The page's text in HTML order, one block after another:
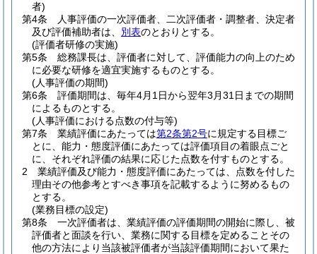
者)
第4条
人事評価の一次評価者、二次評価者・調整者、決定者
及び評価補助者は、 別表のとおりとする。
(評価者研修の実施)
第5条
総務課長は、評価者に対して、評価能力の向上のため
に必要な研修を適宜実施するものとする。
(人事評価の期間)
第6条
評価期間は、毎年4月1日から翌年3月31日までの期間
によるものとする。
(人事評価における点数の付与等)
第7条
業績評価にあたっては第2条第2号に規定する目標ご
とに、能力・態度評価にあたっては評価項目の着眼点ごと
に、それぞれ評価の結果に応じた点数を付すものとする。
2
業績評価及び能力・態度評価にあたっては、点数を付した
理由その他参考とすべき事項を記載するように努めるもの
とする。
(業務目標の設定)
第8条
一次評価者は、業績評価の評価期間の開始に際し、被
評価者と面談を行い、業務に関する目標を定めることその
他の方法により当該被評価者が当該評価期間において果た